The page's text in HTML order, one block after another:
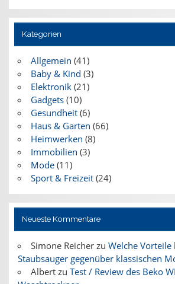
Kategorien
Allgemein (41)
Baby & Kind (3)
Elektronik(21)
Gadgets(10)
Gesundheit(6)
Haus & Garten (66)
Heimwerken (8)
Immobilien (3)
Mode(11)
Sport & Freizeit(24)
Neueste Kommentare
Simone Reicherzu Welche
Staubsauger gegenüber klassischen
Albertzu Test / Review des Beko